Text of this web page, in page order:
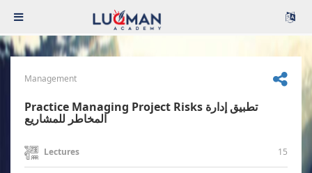
Management
Practice Managing Project Risks تطبيق إدارة
المخاطر للمشاريع
Lectures 15